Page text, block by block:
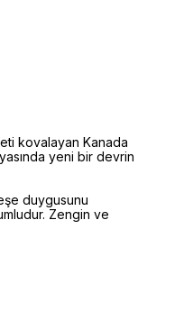
kovalayan Kanada
yeni bir devrin
duygusunu
Zengin ve